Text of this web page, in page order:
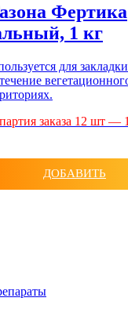
Фертика
1 кг
для
заказа 12 шт —
ДОБАВИТЬ